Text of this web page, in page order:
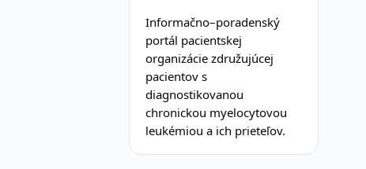
Informačno–poradenský
portál pacientskej
organizácie združujúcej
pacientov s
diagnostikovanou
chronickou myelocytovou
leukémiou a ich prieteľov.